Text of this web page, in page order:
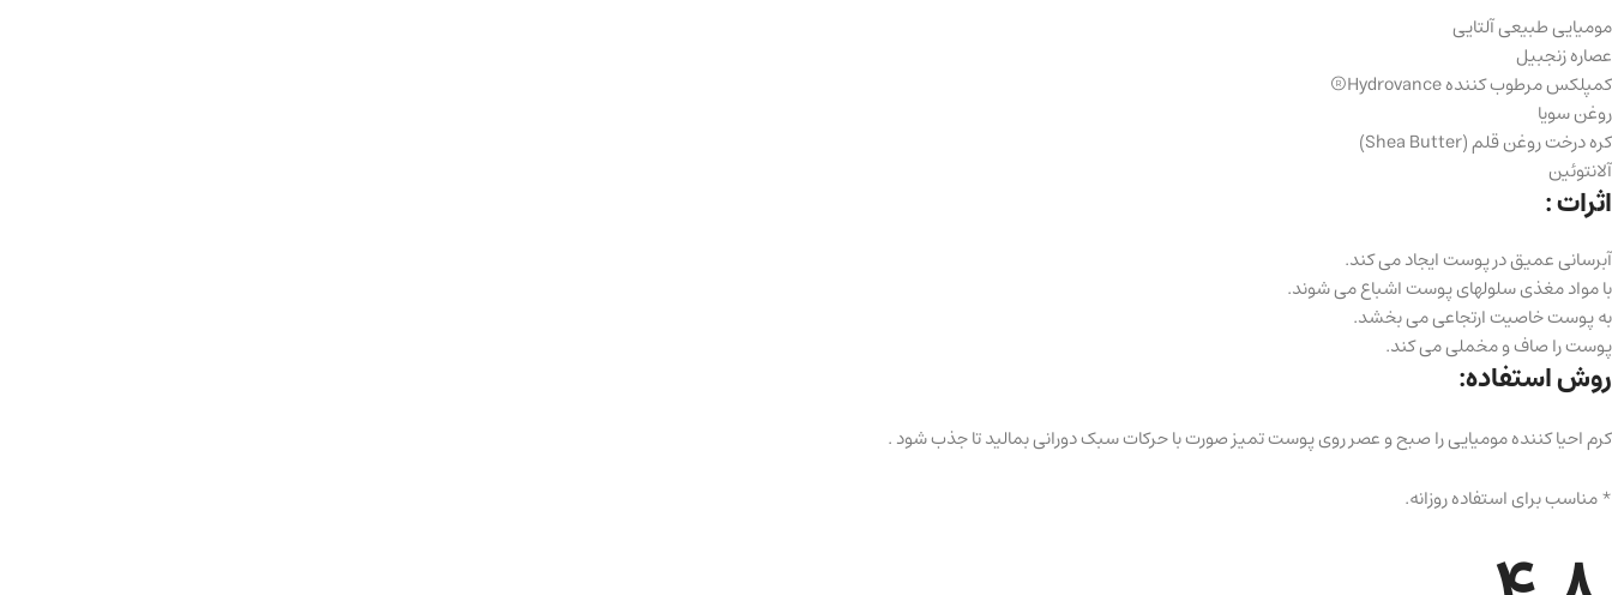
مومیایی طبیعی آلتایی
عصاره زنجبیل
کمپلکس مرطوب کننده Hydrovance®
روغن سویا
کره درخت روغن قلم (Shea Butter)
آلانتوئین
اثرات :
آبرسانی عمیق در پوست ایجاد می کند.
با مواد مغذی سلولهای پوست اشباع می شوند.
به پوست خاصیت ارتجاعی می بخشد.
پوست را صاف و مخملی می کند.
روش استفاده:
کرم احیا کننده مومیایی را صبح و عصر روی پوست تمیز صورت با حرکات سبک دورانی بمالید تا جذب شود .
* مناسب برای استفاده روزانه.